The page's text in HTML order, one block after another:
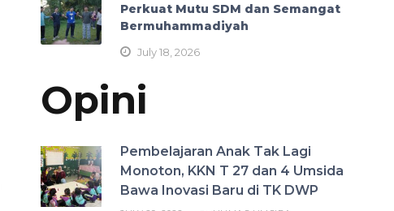
Perkuat Mutu SDM dan Semangat
Bermuhammadiyah
July 18, 2026
Opini
Pembelajaran Anak Tak Lagi
Monoton, KKN T 27 dan 4 Umsida
Bawa Inovasi Baru di TK DWP